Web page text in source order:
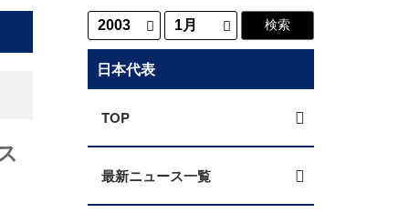
日本代表
TOP
最新ニュース一覧